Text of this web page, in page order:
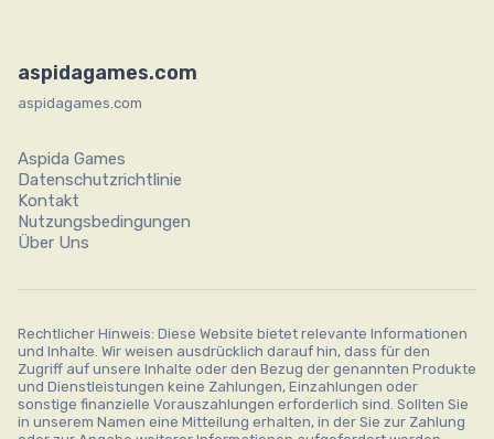
aspidagames.com
aspidagames.com
Aspida Games
Datenschutzrichtlinie
Kontakt
Nutzungsbedingungen
Über Uns
Rechtlicher Hinweis: Diese Website bietet relevante Informationen
und Inhalte. Wir weisen ausdrücklich darauf hin, dass für den
Zugriff auf unsere Inhalte oder den Bezug der genannten Produkte
und Dienstleistungen keine Zahlungen, Einzahlungen oder
sonstige finanzielle Vorauszahlungen erforderlich sind. Sollten Sie
in unserem Namen eine Mitteilung erhalten, in der Sie zur Zahlung